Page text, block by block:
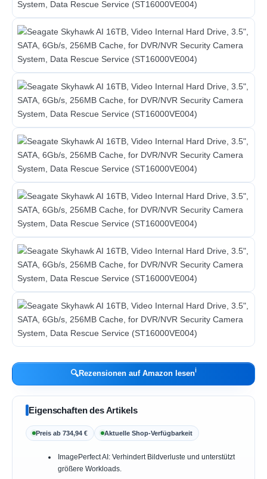
🔍Rezensionen auf Amazon lesenℹ︎
Eigenschaften des Artikels
Preis ab 734,94 € Aktuelle Shop-Verfügbarkeit
ImagePerfect AI: Verhindert Bildverluste und unterstützt
größere Workloads.